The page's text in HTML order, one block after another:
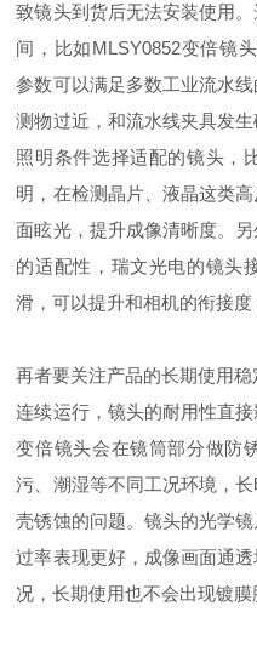
致镜头到货后无法安装使用
间，比如MLSY0852变倍镜
参数可以满足多数工业流水
测物过近，和流水线夹具发
照明条件选择适配的镜头，
明，在检测晶片、液晶这类
面眩光，提升成像清晰度。
的适配性，瑞文光电的镜头
滑，可以提升和相机的衔接度
再者要关注产品的长期使用
连续运行，镜头的耐用性直
变倍镜头会在镜筒部分做防
污、潮湿等不同工况环境，
壳锈蚀的问题。镜头的光学
过率表现更好，成像画面通
况，长期使用也不会出现镀膜